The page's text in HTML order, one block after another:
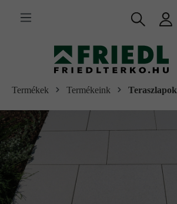
tartalomra
Termékek Termékeink Teraszlapok